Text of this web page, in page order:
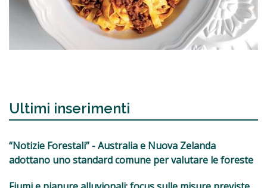
Ultimi inserimenti
“Notizie Forestali” - Australia e Nuova Zelanda
adottano uno standard comune per valutare le foreste